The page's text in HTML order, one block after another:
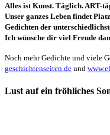
Alles ist Kunst. Täglich. ART-
Unser ganzes Leben findet
Gedichten der
Ich wünsche dir viel Freude
Noch mehr Gedichte und viele
geschichtenseiten.de und
Lust auf ein fröhliches